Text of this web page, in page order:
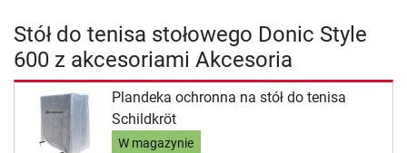
Stół do tenisa stołowego Donic Style
600 z akcesoriami Akcesoria
Plandeka ochronna na stół do tenisa
Schildkröt
W magazynie